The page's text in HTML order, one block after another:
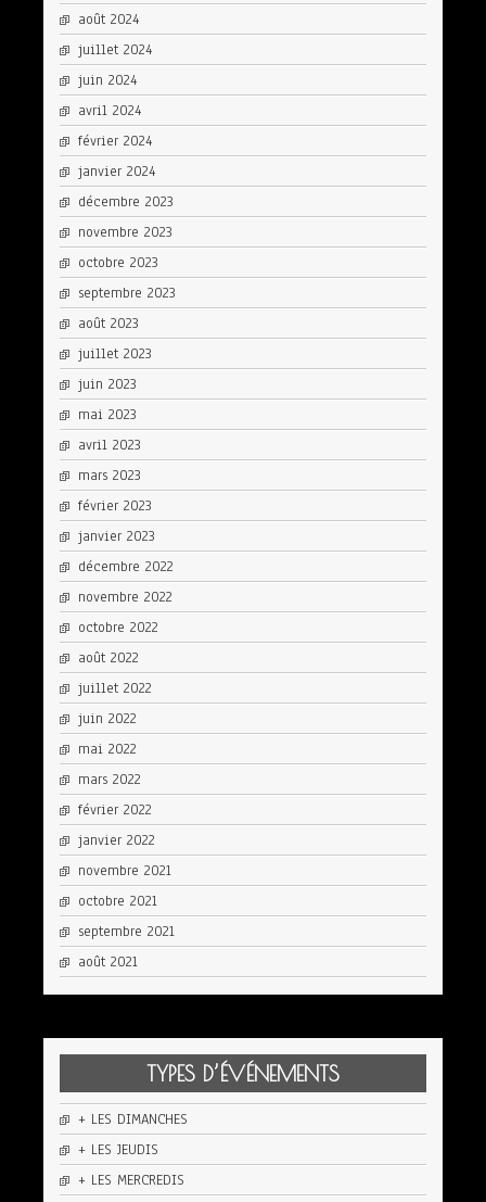
août 2024
juillet 2024
juin 2024
avril 2024
février 2024
janvier 2024
décembre 2023
novembre 2023
octobre 2023
septembre 2023
août 2023
juillet 2023
juin 2023
mai 2023
avril 2023
mars 2023
février 2023
janvier 2023
décembre 2022
novembre 2022
octobre 2022
août 2022
juillet 2022
juin 2022
mai 2022
mars 2022
février 2022
janvier 2022
novembre 2021
octobre 2021
septembre 2021
août 2021
TYPES D’ÉVÉNEMENTS
+ LES DIMANCHES
+ LES JEUDIS
+ LES MERCREDIS